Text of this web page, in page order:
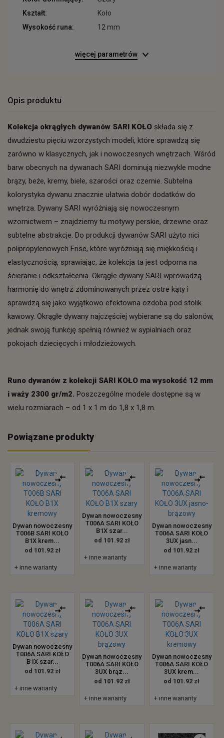
Kształt:
Koło
Wysokość runa:
12 mm
więcej parametrów
Opis produktu
Kolekcja okrągłych dywanów SARI KOŁO składa się z
dwudziestu pięciu wzorzystych modeli, które sprawdzą się
zarówno w klasycznych, jak i nowoczesnych wnętrzach. Wśród
barw obecnych na dywanach SARI dominują niezwykle modne
brązy, beże, kremy, biele, szarości oraz czernie. Subtelna
kolorystyka dywanu znacznie ułatwia dobór dodatków do
wnętrza. Dywany SARI wyróżniają się nowoczesnym
wzornictwem – znajdziemy tu motywy perskie, drzewne oraz
subtelne abstrakcje. Do produkcji dywanów SARI użyto nici
polipropylenowych Frise, które wyróżniają się miękkością i
elastycznością, sprawiając, że kolekcja ta jest odporna na
ścieranie i odkształcenia. Okrągłe dywany SARI wprowadzą
harmonię do wnętrz zdominowanych przez ostre kąty i
sprawdzą się jako wyjątkowo efektowna ozdoba pod stolik
kawowy. Okrągłe dywany najczęściej wybierane są do salonów,
jednak swoją funkcję spełnią również w sypialniach oraz
pokojach dziecięcych i młodzieżowych.
Runo dywanów z kolekcji SARI KOŁO ma wysokość 12 mm
i waży 2300 gr/m2. Poszczególne modele dostępne są w
wielu rozmiarach – od 1 x 1 m do 1,8 x 1,8 m.
Powiązane produkty
Dywan nowoczesny
T006B SARI KOŁO
B1X krem...
od 101.92 zł
+ inne warianty
Dywan nowoczesny
T006A SARI KOŁO
B1X szar...
od 101.92 zł
+ inne warianty
Dywan nowoczesny
T006A SARI KOŁO
3UX jasn...
od 101.92 zł
+ inne warianty
Dywan nowoczesny
T006A SARI KOŁO
B1X szar...
od 101.92 zł
+ inne warianty
Dywan nowoczesny
T006A SARI KOŁO
3UX brąz...
od 101.92 zł
+ inne warianty
Dywan nowoczesny
T006A SARI KOŁO
3UX krem...
od 101.92 zł
+ inne warianty